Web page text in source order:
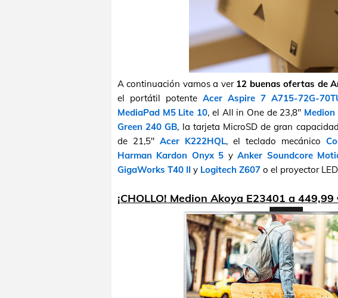
A continuación vamos a ver 12 buenas ofertas de
el portátil potente Acer Aspire 7 A715-72G-
MediaPad M5 Lite 10, el All in One de 23,8" Medion
Green 240 GB, la tarjeta MicroSD de gran capacidad
de 21,5" Acer K222HQL, el teclado mecánico
Harman Kardon Onyx 5 yAnker Soundcore
GigaWorks T40 II y Logitech Z607 o el proyector
¡CHOLLO! Medion Akoya E23401 a 449,99